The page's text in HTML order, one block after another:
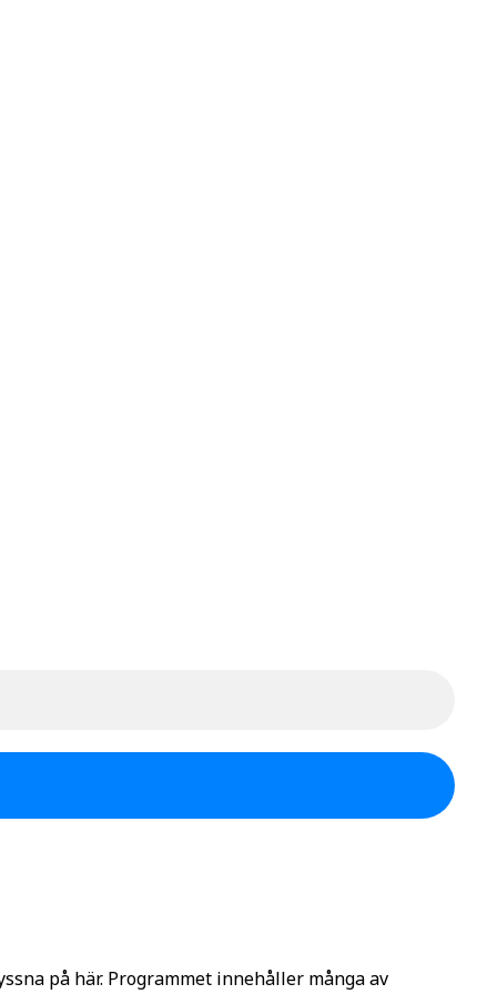
på här. Programmet innehåller många av